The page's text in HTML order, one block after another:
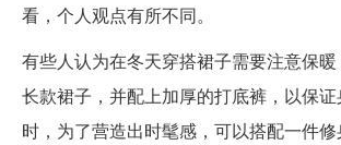
看，个人观点有所不同。
有些人认为在冬天穿搭裙子需要注意保
长款裙子，并配上加厚的打底裤，以保
时，为了营造出时髦感，可以搭配一件